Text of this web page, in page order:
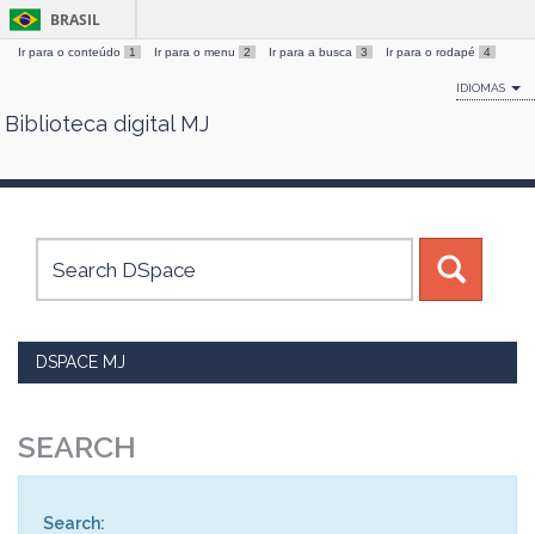
Skip
BRASIL
Ir para o conteúdo 1 Ir para o menu 2 Ir para a busca 3 Ir para o rodapé 4
IDIOMAS
Biblioteca digital MJ
DSPACE MJ
SEARCH
Search: